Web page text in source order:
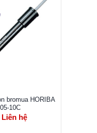
bromua HORIBA
10C
Liên hệ